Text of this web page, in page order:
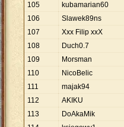
105
kubamarian60
106
Slawek89ns
107
Xxx Filip xxX
108
Duch0.7
109
Morsman
110
NicoBelic
111
majak94
112
AKIKU
113
DoAkaMik